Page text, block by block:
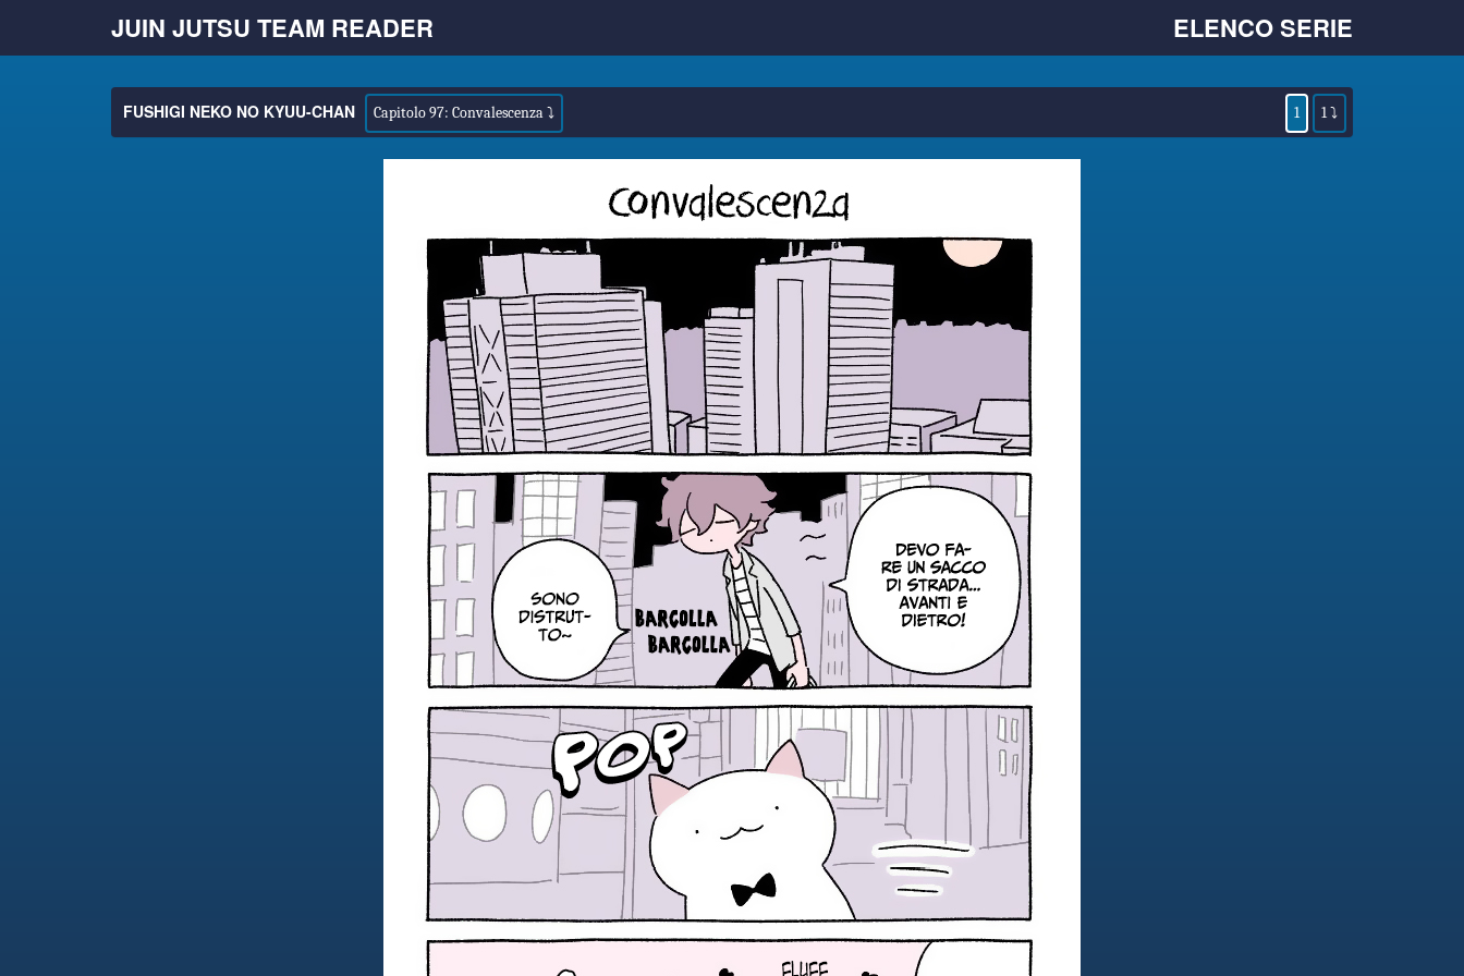
JUIN JUTSU TEAM READER ELENCO SERIE
FUSHIGI NEKO NO KYUU-CHAN Capitolo 97: Convalescenza ⤵ 1 1 ⤵